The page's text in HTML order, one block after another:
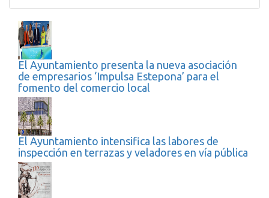
El Ayuntamiento presenta la nueva asociación
de empresarios ‘Impulsa Estepona’ para el
fomento del comercio local
El Ayuntamiento intensifica las labores de
inspección en terrazas y veladores en vía pública